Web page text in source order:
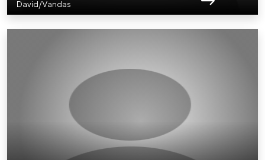
David/Vandas